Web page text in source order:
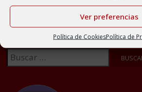
Ver preferencias
Política de CookiesPolítica de
BUSCADOR
Buscar: